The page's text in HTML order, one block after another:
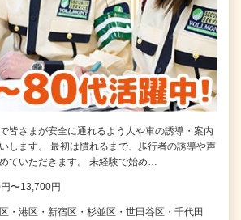
皆さまが安全に通れるよう人や車の誘導・案内
します。 最初は慣れるまで、歩行者の誘導や声
ていただきます。 未経験で始め…
〜13,700円
・港区・新宿区・杉並区・世田谷区・千代田